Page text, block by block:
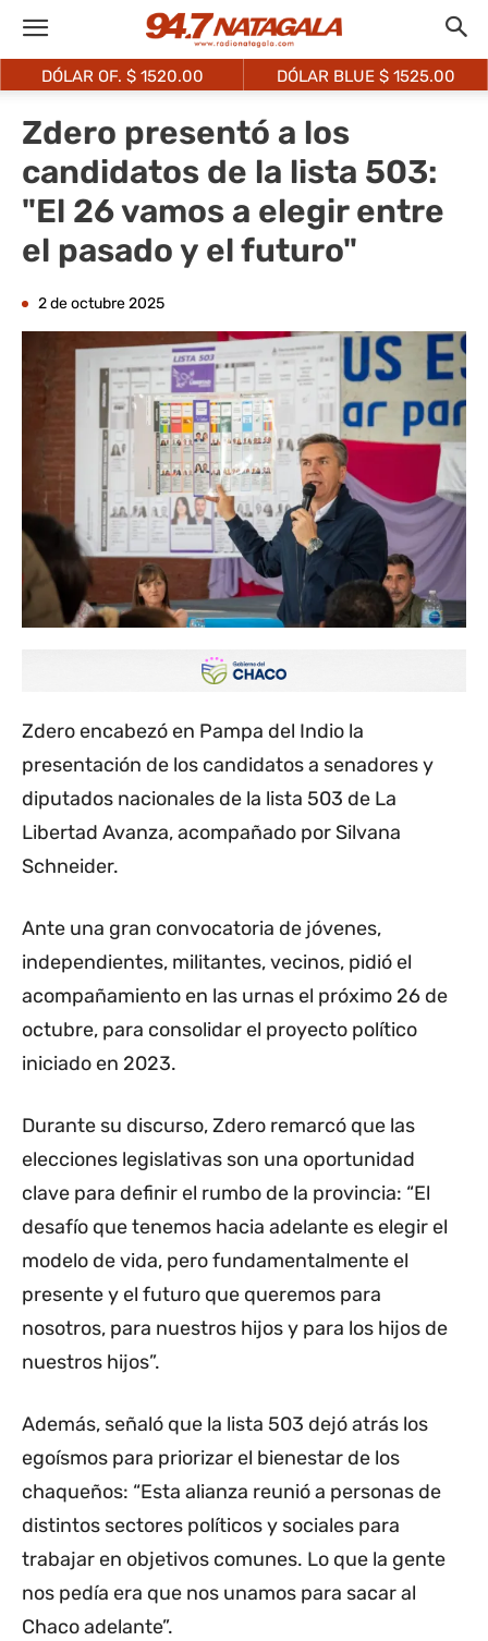
DÓLAR OF. $ 1520.00 DÓLAR BLUE $ 1525.00
Zdero presentó a los
candidatos de la lista 503:
"El 26 vamos a elegir entre
el pasado y el futuro"
2 de octubre 2025
Zdero encabezó en Pampa del Indio la
presentación de los candidatos a senadores y
diputados nacionales de la lista 503 de La
Libertad Avanza, acompañado por Silvana
Schneider.
Ante una gran convocatoria de jóvenes,
independientes, militantes, vecinos, pidió el
acompañamiento en las urnas el próximo 26 de
octubre, para consolidar el proyecto político
iniciado en 2023.
Durante su discurso, Zdero remarcó que las
elecciones legislativas son una oportunidad
clave para definir el rumbo de la provincia: “El
desafío que tenemos hacia adelante es elegir el
modelo de vida, pero fundamentalmente el
presente y el futuro que queremos para
nosotros, para nuestros hijos y para los hijos de
nuestros hijos”.
Además, señaló que la lista 503 dejó atrás los
egoísmos para priorizar el bienestar de los
chaqueños: “Esta alianza reunió a personas de
distintos sectores políticos y sociales para
trabajar en objetivos comunes. Lo que la gente
nos pedía era que nos unamos para sacar al
Chaco adelante”.